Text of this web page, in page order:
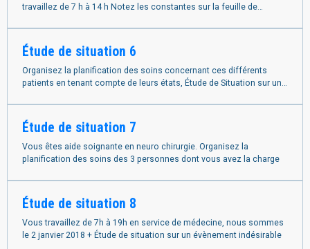
travaillez de 7 h à 14 h Notez les constantes sur la feuille de
Étude de situation 6
Organisez la planification des soins concernant ces différents
patients en tenant compte de leurs états, Étude de Situation sur une
Étude de situation 7
Vous êtes aide soignante en neuro chirurgie. Organisez la
planification des soins des 3 personnes dont vous avez la charge
Étude de situation 8
Vous travaillez de 7h à 19h en service de médecine, nous sommes
le 2 janvier 2018 + Étude de situation sur un évènement indésirable